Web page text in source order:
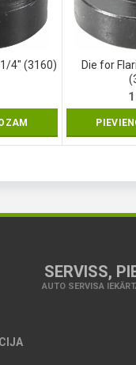
4″ (3160)
Die for
SERVISS,
AUTO SERVISA